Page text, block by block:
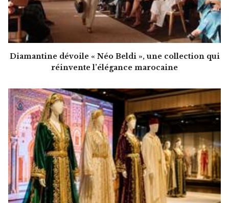
Diamantine dévoile « Néo Beldi », une collection qui
réinvente l’élégance marocaine